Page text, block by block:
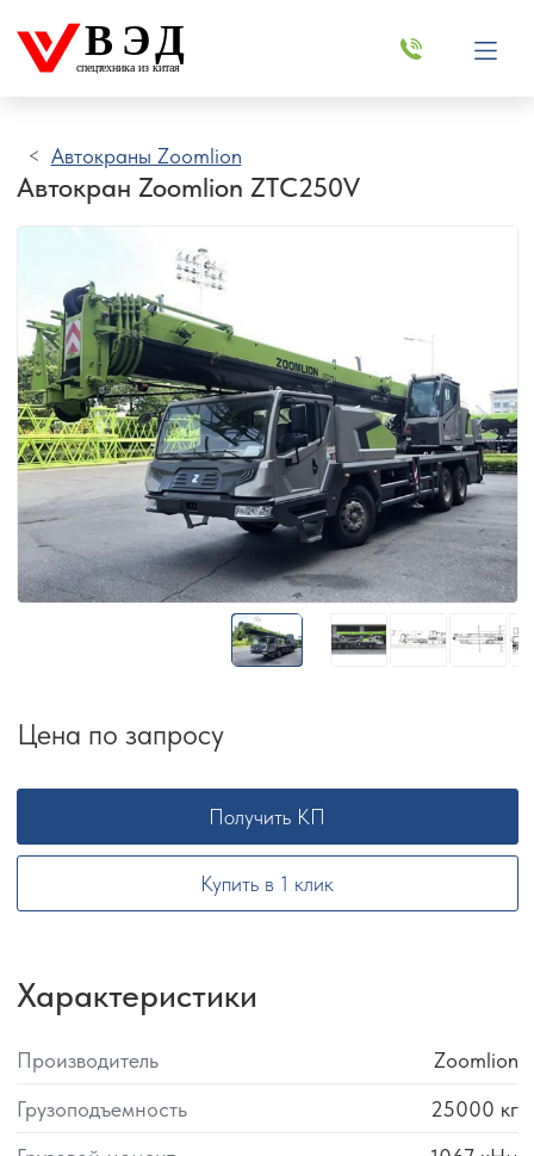
ВЭД
спецтехника из китая
Автокраны Zoomlion
Автокран Zoomlion ZTC250V
Цена по запросу
Получить КП
Купить в 1 клик
Характеристики
Производитель
Zoomlion
Грузоподъемность
25000 кг